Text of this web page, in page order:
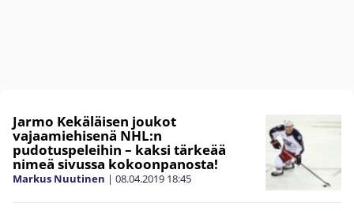
Jarmo Kekäläisen joukot
vajaamiehisenä NHL:n
pudotuspeleihin – kaksi tärkeää
nimeä sivussa kokoonpanosta!
Markus Nuutinen | 08.04.2019 18:45